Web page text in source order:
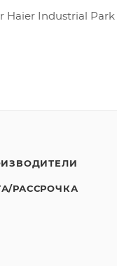
Industrial Park
РАССРОЧКА